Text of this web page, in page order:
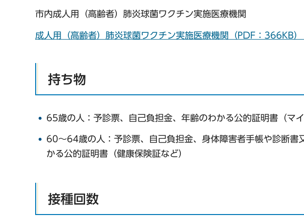
市内成人用（高齢者）肺炎球菌ワクチン実施医療機関
成人用（高齢者）肺炎球菌ワクチン実施医療機関（PDF：366KB）
持ち物
65歳の人：予診票、自己負担金、年齢のわかる公的証明書（マイ
60～64歳の人：予診票、自己負担金、身体障害者手帳や診断書
かる公的証明書（健康保険証など）
接種回数